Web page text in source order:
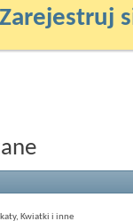
Zarejestruj
Kwiatki i inne